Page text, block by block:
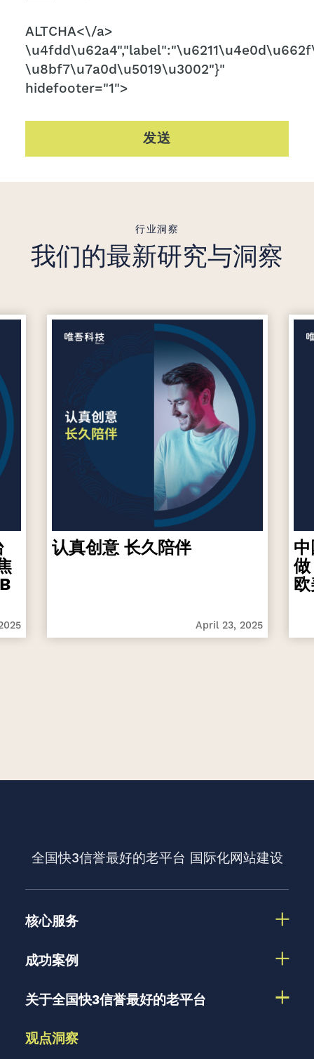
CAPTCHA
ALTCHA<\/a>
\u8bf7\u7a0d\u5019\u3002"}"
hidefooter="1">
发送
行业洞察
我们的最新研究与洞察
认真创意 长久陪伴
April 23, 2025
全国快3信誉最好的老平台 国际化网站建设
核心服务
成功案例
关于全国快3信誉最好的老平台
观点洞察